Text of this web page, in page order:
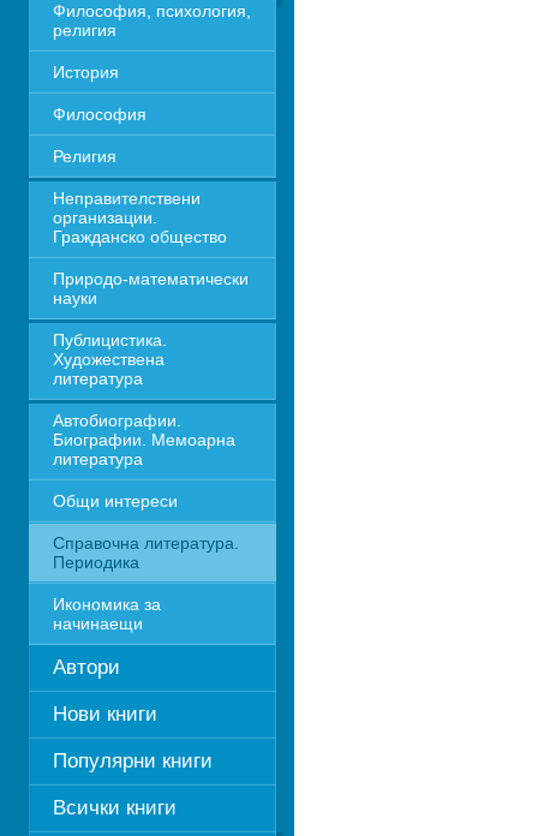
Философия, психология,
религия
История
Философия
Религия
Неправителствени
организации.
Гражданско общество
Природо-математически
науки
Публицистика.
Художествена
литература
Автобиографии.
Биографии. Мемоарна
литература
Общи интереси
Справочна литература.
Периодика
Икономика за
начинаещи
Автори
Нови книги
Популярни книги
Всички книги